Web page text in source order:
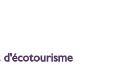
d'écotourisme